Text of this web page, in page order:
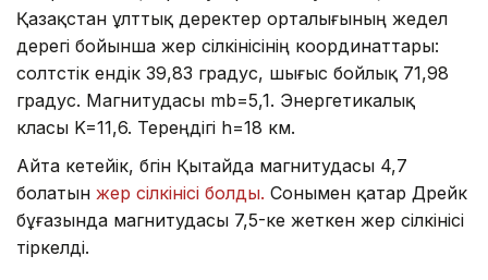
Қазақстан ұлттық деректер орталығының жедел
дерегі бойынша жер сілкінісінің координаттары:
солтүстік ендік 39,83 градус, шығыс бойлық 71,98
градус. Магнитудасы mb=5,1. Энергетикалық
класы K=11,6. Тереңдігі h=18 км.
Айта кетейік, бүгін Қытайда магнитудасы 4,7
болатын жер сілкінісі болды. Сонымен қатар Дрейк
бұғазында магнитудасы 7,5-ке жеткен жер сілкінісі
тіркелді.